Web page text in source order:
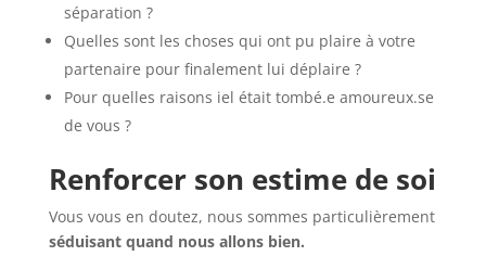
séparation ?
Quelles sont les choses qui ont pu plaire à votre
partenaire pour finalement lui déplaire ?
Pour quelles raisons iel était tombé.e amoureux.se
de vous ?
Renforcer son estime de soi
Vous vous en doutez, nous sommes particulièrement
séduisant quand nous allons bien.